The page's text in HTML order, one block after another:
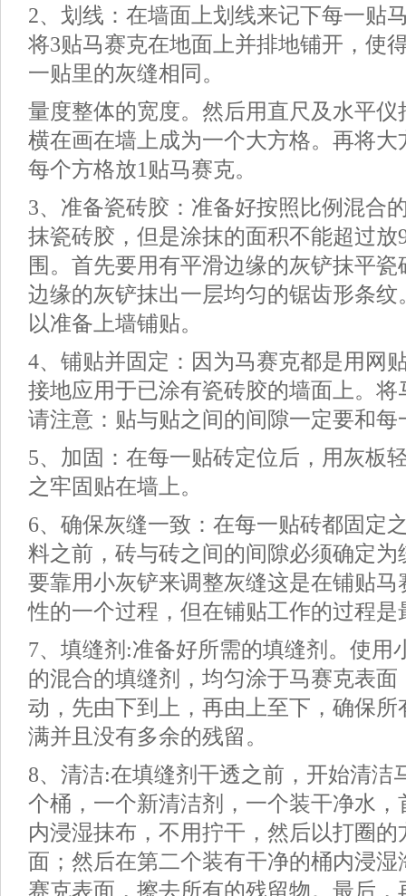
2、划线：在墙面上划线来记下每一贴
将3贴马赛克在地面上并排地铺开，使
一贴里的灰缝相同。
量度整体的宽度。然后用直尺及水平
横在画在墙上成为一个大方格。再将大
每个方格放1贴马赛克。
3、准备瓷砖胶：准备好按照比例混合
抹瓷砖胶，但是涂抹的面积不能超过放
围。首先要用有平滑边缘的灰铲抹平
边缘的灰铲抹出一层均匀的锯齿形条
以准备上墙铺贴。
4、铺贴并固定：因为马赛克都是用网
接地应用于已涂有瓷砖胶的墙面上。
请注意：贴与贴之间的间隙一定要和
5、加固：在每一贴砖定位后，用灰板
之牢固贴在墙上。
6、确保灰缝一致：在每一贴砖都固定
料之前，砖与砖之间的间隙必须确定
要靠用小灰铲来调整灰缝这是在铺贴
性的一个过程，但在铺贴工作的过程是
7、填缝剂:准备好所需的填缝剂。使用
的混合的填缝剂，均匀涂于马赛克表
动，先由下到上，再由上至下，确保
满并且没有多余的残留。
8、清洁:在填缝剂干透之前，开始清洁
个桶，一个新清洁剂，一个装干净水
内浸湿抹布，不用拧干，然后以打圈
面；然后在第二个装有干净的桶内浸
赛克表面，擦去所有的残留物。最后